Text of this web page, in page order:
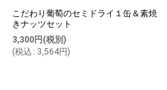
こだわり葡萄のセミドライ１缶＆素焼
きナッツセット
3,300円 (税別)
(税込 : 3,564円)